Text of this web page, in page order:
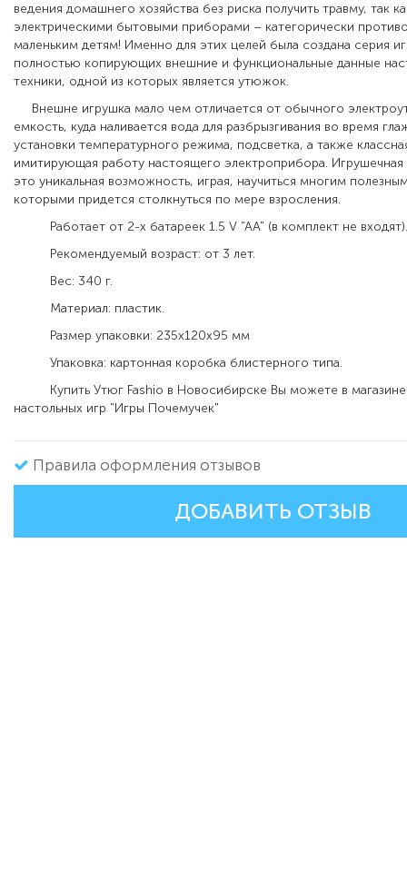
ведения домашнего хозяйства без риска получить травму, так
электрическими бытовыми приборами – категорически
маленьким детям! Именно для этих целей была создана серия
полностью копирующих внешние и функциональные данные
техники, одной из которых является утюжок.
Внешне игрушка мало чем отличается от обычного
емкость, куда наливается вода для разбрызгивания во время
установки температурного режима, подсветка, а также
имитирующая работу настоящего электроприбора. Игрушечная
это уникальная возможность, играя, научиться многим
которыми придется столкнуться по мере взросления.
Работает от 2-х батареек 1.5 V "AА" (в комплект не входят).
Рекомендуемый возраст: от 3 лет.
Вес: 340 г.
Материал: пластик.
Размер упаковки: 235х120х95 мм
Упаковка: картонная коробка блистерного типа.
Купить Утюг Fashio в Новосибирске Вы можете в магазине
настольных игр "Игры Почемучек"
Правила оформления отзывов
ДОБАВИТЬ ОТЗЫВ